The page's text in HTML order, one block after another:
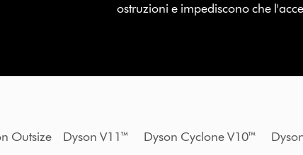
ostruzioni e impediscono che
Outsize Dyson V11™ Dyson Cyclone V10™